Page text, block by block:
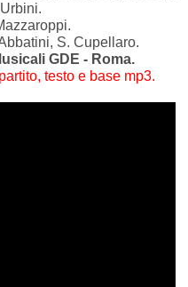
S. Cupellaro.
GDE - Roma.
testo e base mp3.